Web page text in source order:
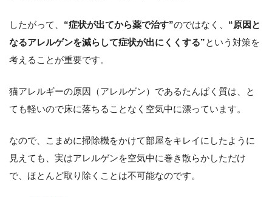
したがって、 “症状が出てから薬で治す”のではなく、 “原因と
なるアレルゲンを減らして症状が出にくくする”という対策を
考えることが重要です。
猫アレルギーの原因（アレルゲン）であるたんぱく質は、と
ても軽いので床に落ちることなく空気中に漂っています。
なので、こまめに掃除機をかけて部屋をキレイにしたように
見えても、実はアレルゲンを空気中に巻き散らかしただけ
で、ほとんど取り除くことは不可能なのです。